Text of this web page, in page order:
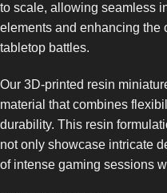
to scale, allowing seamless
elements and enhancing the
tabletop battles.
Our 3D-printed resin
material that combines
durability. This resin
not only showcase intricate
of intense gaming sessions